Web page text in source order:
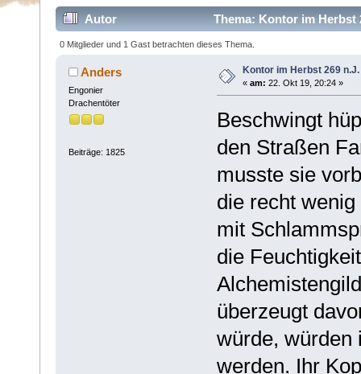
Autor Thema: Kontor im Herbst
0 Mitglieder und 1 Gast betrachten dieses Thema.
Anders
Engonier
Drachentöter
Beiträge: 1825
Kontor im Herbst 269 n.J.
« am: 22. Okt 19, 20:24 »
Beschwingt
den Straßen
musste sie
die recht
mit
die
überzeugt
würde, würden
werden. Ihr